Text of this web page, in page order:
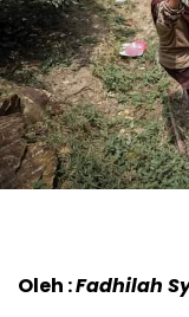
Oleh :Fadhilah